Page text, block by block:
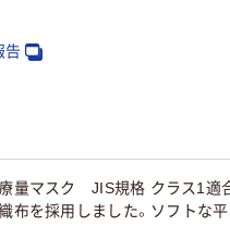
告
量マスク JIS規格 クラス1適
布を採用しました。ソフトな